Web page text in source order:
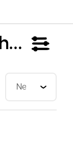
Artikel durchsuchen